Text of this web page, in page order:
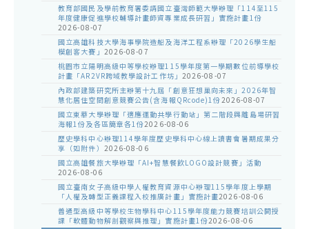
教育部國民及學前教育署委請國立臺灣師範大學辦理「114至115
年度健康促進學校輔導計畫師資專業成長研習」實施計畫1份
2026-08-07
國立高雄科技大學海事學院造船及海洋工程系辦理「2026學生船
模創客大賽」 2026-08-07
桃園市立陽明高級中等學校辦理115學年度第一學期數位前導學校
計畫「AR2VR跨域教學設計工作坊」 2026-08-07
內政部建築研究所主辦第十九屆「創意狂想巢向未來」2026年智
慧化居住空間創意競賽公告(含海報QRcode)1份2026-08-07
國立東華大學辦理「適應運動共學行動站」第二階段與離島場研習
海報1份及各區簡章各1份2026-08-06
歷史學科中心辦理114學年度歷史學科中心線上讀書會暑期成果分
享（如附件） 2026-08-06
國立高雄餐旅大學辦理「AI+智慧餐飲LOGO設計競賽」活動
2026-08-06
國立臺南女子高級中學人權教育資源中心辦理115學年度上學期
「人權及轉型正義課程入校推廣計畫」實施計畫2026-08-06
普通型高級中等學校生物學科中心115學年度能力競賽培訓公開授
課「軟體動物解剖觀察與推理」實施計畫1份2026-08-06